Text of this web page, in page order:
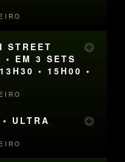
STREET
• EM 3 SETS
• 15H00 •
ULTRA